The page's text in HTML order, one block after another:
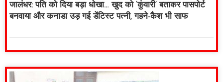
जालंधर: पति को दिया बड़ा धोखा… खुद को ‘कुंवारी’ बताकर पासपोर्ट
बनवाया और कनाडा उड़ गई डेंटिस्ट पत्नी, गहने-कैश भी साफ